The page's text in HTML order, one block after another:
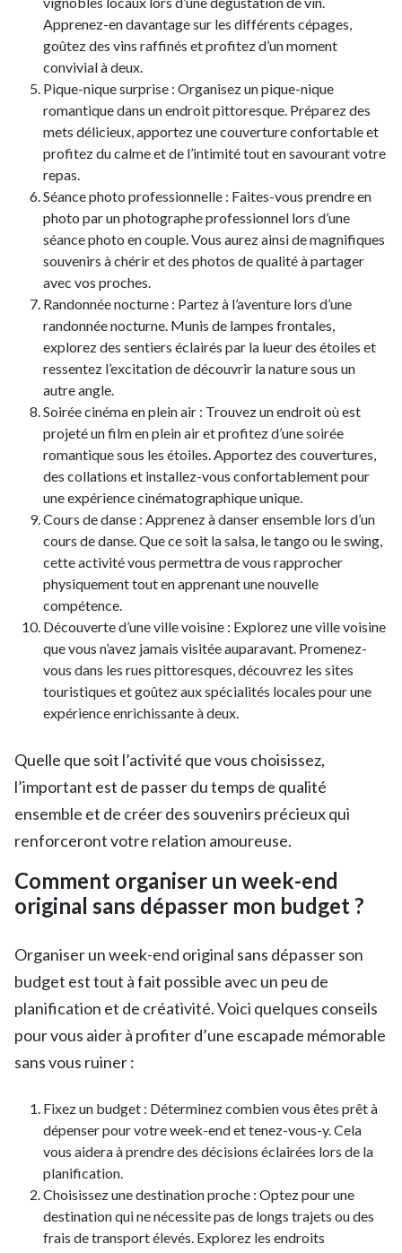
Apprenez-en davantage sur les différents cépages,
goûtez des vins raffinés et profitez d’un moment
convivial à deux.
Pique-nique surprise : Organisez un pique-nique
romantique dans un endroit pittoresque. Préparez des
mets délicieux, apportez une couverture confortable et
profitez du calme et de l’intimité tout en savourant votre
repas.
Séance photo professionnelle : Faites-vous prendre en
photo par un photographe professionnel lors d’une
séance photo en couple. Vous aurez ainsi de magnifiques
souvenirs à chérir et des photos de qualité à partager
avec vos proches.
Randonnée nocturne : Partez à l’aventure lors d’une
randonnée nocturne. Munis de lampes frontales,
explorez des sentiers éclairés par la lueur des étoiles et
ressentez l’excitation de découvrir la nature sous un
autre angle.
Soirée cinéma en plein air : Trouvez un endroit où est
projeté un film en plein air et profitez d’une soirée
romantique sous les étoiles. Apportez des couvertures,
des collations et installez-vous confortablement pour
une expérience cinématographique unique.
Cours de danse : Apprenez à danser ensemble lors d’un
cours de danse. Que ce soit la salsa, le tango ou le swing,
cette activité vous permettra de vous rapprocher
physiquement tout en apprenant une nouvelle
compétence.
Découverte d’une ville voisine : Explorez une ville voisine
que vous n’avez jamais visitée auparavant. Promenez-
vous dans les rues pittoresques, découvrez les sites
touristiques et goûtez aux spécialités locales pour une
expérience enrichissante à deux.
Quelle que soit l’activité que vous choisissez,
l’important est de passer du temps de qualité
ensemble et de créer des souvenirs précieux qui
renforceront votre relation amoureuse.
Comment organiser un week-end
original sans dépasser mon budget ?
Organiser un week-end original sans dépasser son
budget est tout à fait possible avec un peu de
planification et de créativité. Voici quelques conseils
pour vous aider à profiter d’une escapade mémorable
sans vous ruiner :
Fixez un budget : Déterminez combien vous êtes prêt à
dépenser pour votre week-end et tenez-vous-y. Cela
vous aidera à prendre des décisions éclairées lors de la
planification.
Choisissez une destination proche : Optez pour une
destination qui ne nécessite pas de longs trajets ou des
frais de transport élevés. Explorez les endroits